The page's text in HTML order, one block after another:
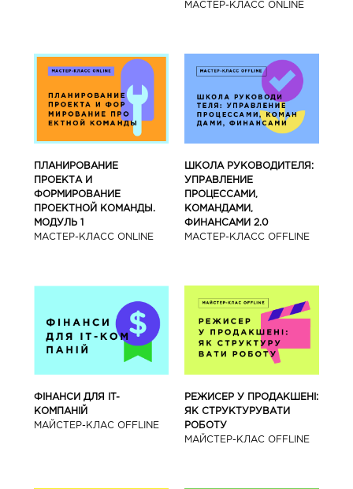
МАСТЕР-КЛАСС ONLINE
ПЛАНИРОВАНИЕ
ПРОЕКТА И
ФОРМИРОВАНИЕ
ПРОЕКТНОЙ КОМАНДЫ.
МОДУЛЬ 1
МАСТЕР-КЛАСС ONLINE
ШКОЛА РУКОВОДИТЕЛЯ:
УПРАВЛЕНИЕ
ПРОЦЕССАМИ,
КОМАНДАМИ,
ФИНАНСАМИ 2.0
МАСТЕР-КЛАСС OFFLINE
ФІНАНСИ ДЛЯ IT-
КОМПАНІЙ
МАЙСТЕР-КЛАС OFFLINE
РЕЖИСЕР У ПРОДАКШЕНІ:
ЯК СТРУКТУРУВАТИ
РОБОТУ
МАЙСТЕР-КЛАС OFFLINE